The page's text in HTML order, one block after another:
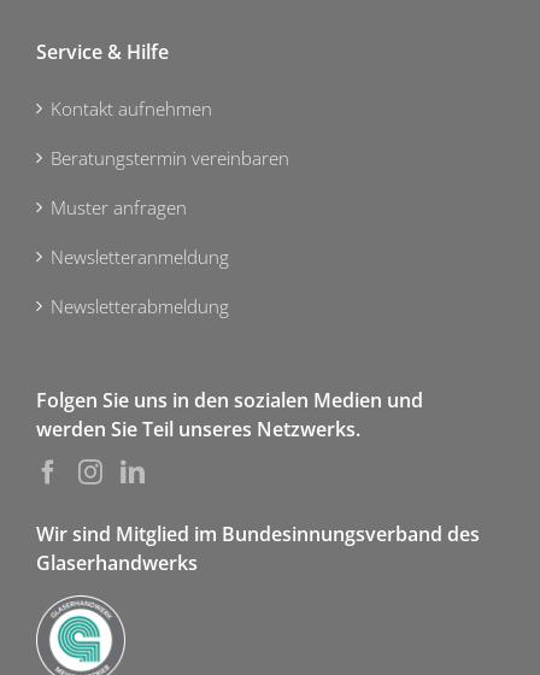
Service & Hilfe
Kontakt aufnehmen
Beratungstermin vereinbaren
Muster anfragen
Newsletteranmeldung
Newsletterabmeldung
Folgen Sie uns in den sozialen Medien und
werden Sie Teil unseres Netzwerks.
Wir sind Mitglied im Bundesinnungsverband des
Glaserhandwerks